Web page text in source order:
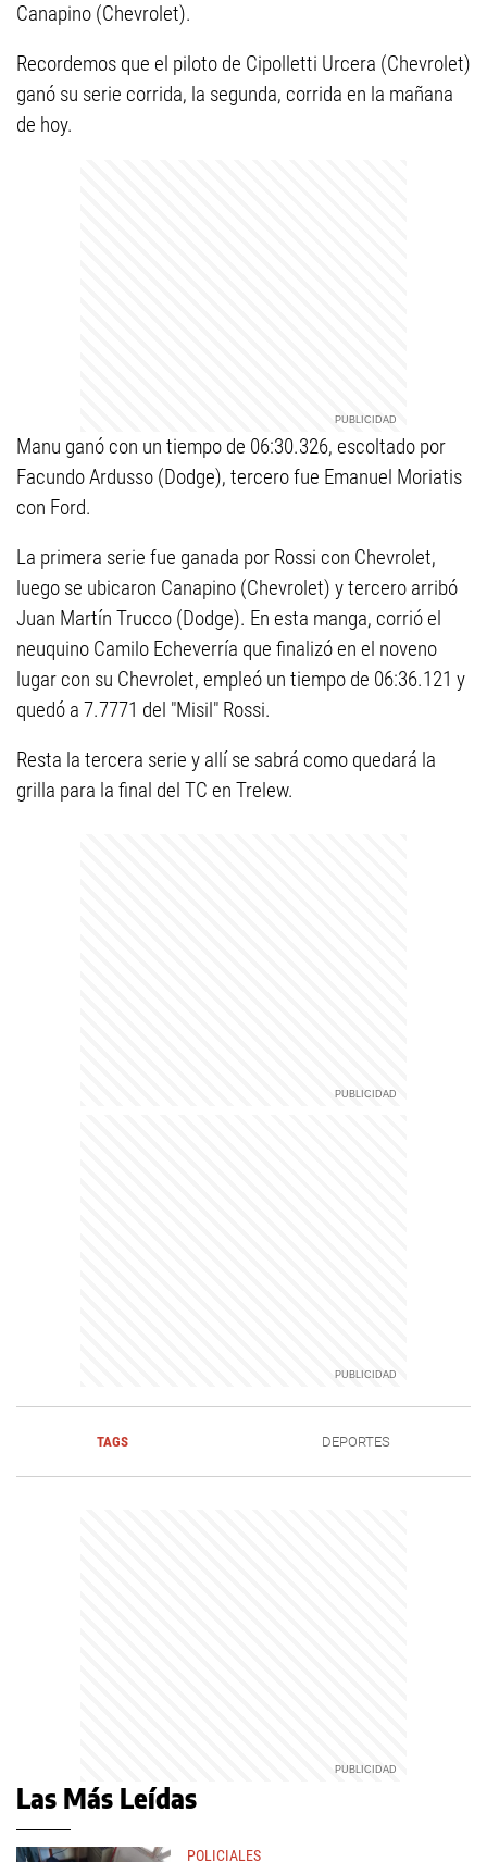
Canapino (Chevrolet).
Recordemos que el piloto de Cipolletti Urcera (Chevrolet)
ganó su serie corrida, la segunda, corrida en la mañana
de hoy.
Manu ganó con un tiempo de 06:30.326, escoltado por
Facundo Ardusso (Dodge), tercero fue Emanuel Moriatis
con Ford.
La primera serie fue ganada por Rossi con Chevrolet,
luego se ubicaron Canapino (Chevrolet) y tercero arribó
Juan Martín Trucco (Dodge). En esta manga, corrió el
neuquino Camilo Echeverría que finalizó en el noveno
lugar con su Chevrolet, empleó un tiempo de 06:36.121 y
quedó a 7.7771 del "Misil" Rossi.
Resta la tercera serie y allí se sabrá como quedará la
grilla para la final del TC en Trelew.
TAGS DEPORTES
Las Más Leídas
POLICIALES